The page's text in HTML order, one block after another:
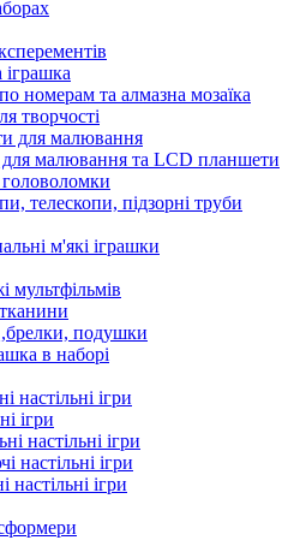
іграшка
номерам та алмазна мозаїка
творчості
для малювання
малювання та LCD планшети
головоломки
телескопи, підзорні труби
м'які іграшки
мультфільмів
подушки
в наборі
настільні ігри
ігри
настільні ігри
настільні ігри
настільні ігри